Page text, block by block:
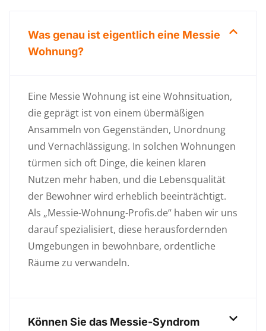
Was genau ist eigentlich eine Messie
Wohnung?
Eine Messie Wohnung ist eine Wohnsituation,
die geprägt ist von einem übermäßigen
Ansammeln von Gegenständen, Unordnung
und Vernachlässigung. In solchen Wohnungen
türmen sich oft Dinge, die keinen klaren
Nutzen mehr haben, und die Lebensqualität
der Bewohner wird erheblich beeinträchtigt.
Als „Messie-Wohnung-Profis.de“ haben wir uns
darauf spezialisiert, diese herausfordernden
Umgebungen in bewohnbare, ordentliche
Räume zu verwandeln.
Können Sie das Messie-Syndrom